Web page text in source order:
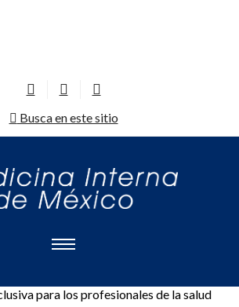
Busca en este sitio
para los profesionales de la salud